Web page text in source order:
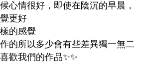
心情很好，即使在陰沉的早晨，
更好
的感覺
的所以多少會有些差異獨一無二
歡我們的作品✨✨